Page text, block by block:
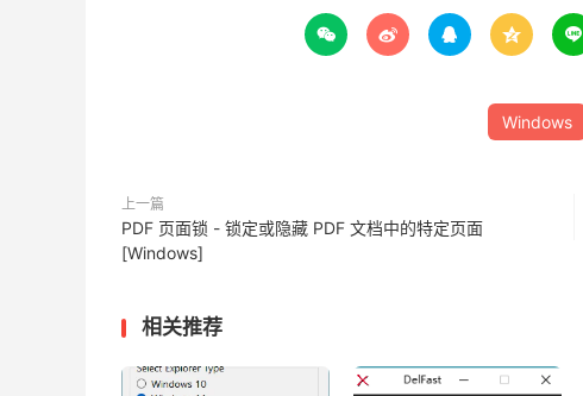
    
Windows
上一篇
PDF 页面锁 - 锁定或隐藏 PDF 文档中的特定页面
[Windows]
相关推荐